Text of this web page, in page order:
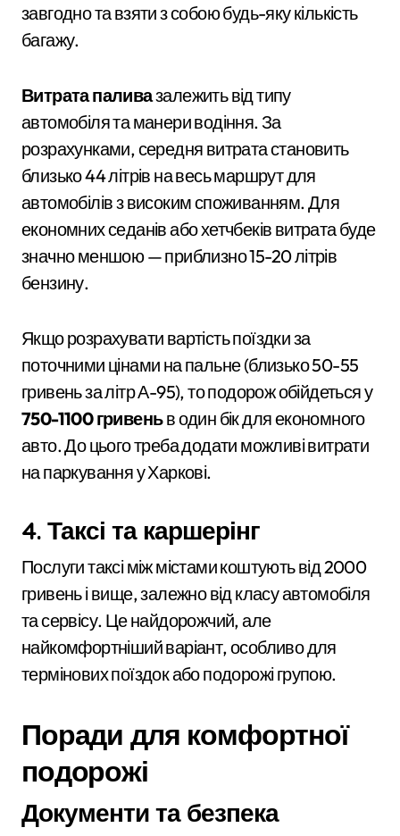
завгодно та взяти з собою будь-яку кількість
багажу.
Витрата паливазалежить від типу
автомобіля та манери водіння. За
розрахунками, середня витрата становить
близько 44 літрів на весь маршрут для
автомобілів з високим споживанням. Для
економних седанів або хетчбеків витрата буде
значно меншою — приблизно 15-20 літрів
бензину.
Якщо розрахувати вартість поїздки за
поточними цінами на пальне (близько 50-55
гривень за літр А-95), то подорож обійдеться у
750-1100 гривеньв один бік для економного
авто. До цього треба додати можливі витрати
на паркування у Харкові.
4. Таксі та каршерінг
Послуги таксі між містами коштують від 2000
гривень і вище, залежно від класу автомобіля
та сервісу. Це найдорожчий, але
найкомфортніший варіант, особливо для
термінових поїздок або подорожі групою.
Поради для комфортної
подорожі
Документи та безпека